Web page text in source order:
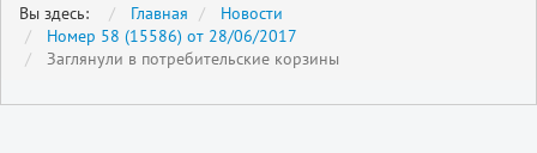
Вы здесь: Главная
Новости
Номер 58 (15586) от 28/06/2017
Заглянули в потребительские корзины